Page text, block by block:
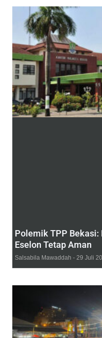
Polemik TPP
Eselon Tetap Aman
Salsabila Mawaddah 29 Juli